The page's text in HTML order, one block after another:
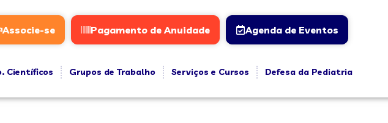
Associe-se Pagamento de Anuidade Agenda de Eventos
Científicos Grupos de Trabalho Serviços e Cursos
Defesa da Pediatria